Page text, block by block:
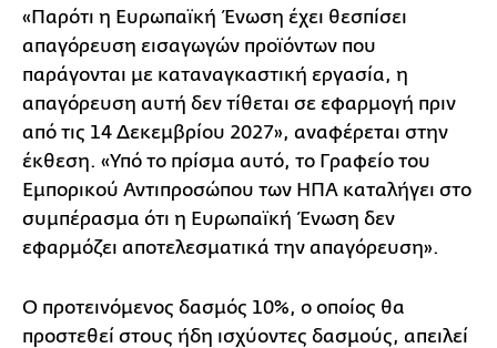
«Παρότι η Ευρωπαϊκή Ένωση έχει θεσπίσει
απαγόρευση εισαγωγών προϊόντων που
παράγονται με καταναγκαστική εργασία, η
απαγόρευση αυτή δεν τίθεται σε εφαρμογή πριν
από τις 14 Δεκεμβρίου 2027», αναφέρεται στην
έκθεση. «Υπό το πρίσμα αυτό, το Γραφείο του
Εμπορικού Αντιπροσώπου των ΗΠΑ καταλήγει στο
συμπέρασμα ότι η Ευρωπαϊκή Ένωση δεν
εφαρμόζει αποτελεσματικά την απαγόρευση».
Ο προτεινόμενος δασμός 10%, ο οποίος θα
προστεθεί στους ήδη ισχύοντες δασμούς, απειλεί